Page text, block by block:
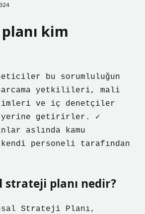
kim
bu sorumluluğun
yetkilileri, mali
ve iç denetçiler
yerine getirirler. ✓
aslında kamu
personeli tarafından
strateji planı nedir?
Strateji Planı,